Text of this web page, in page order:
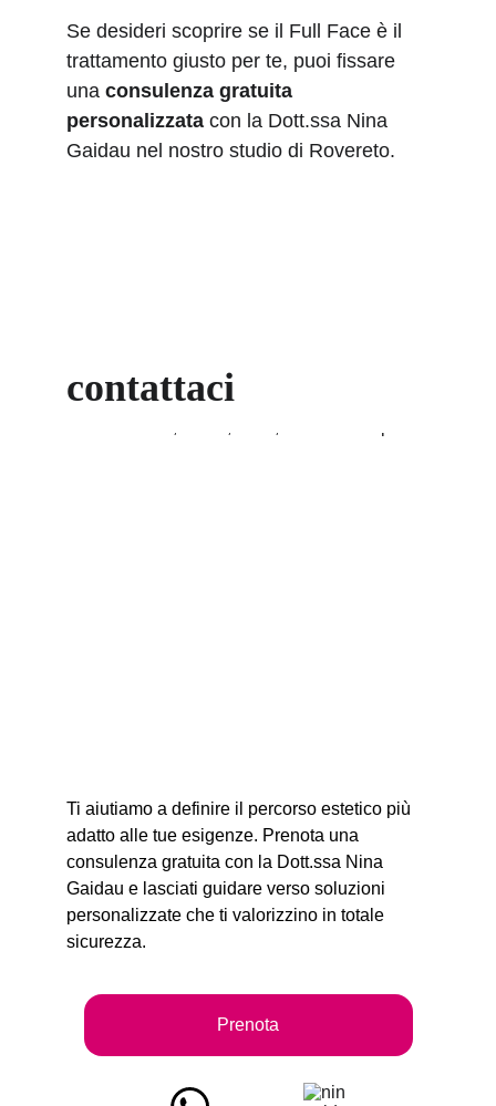
Se desideri scoprire se il Full Face è il
trattamento giusto per te, puoi fissare
una consulenza gratuita
personalizzata con la Dott.ssa Nina
Gaidau nel nostro studio di Rovereto.
contattaci
Ti aiutiamo a definire il percorso estetico più
adatto alle tue esigenze. Prenota una
consulenza gratuita con la Dott.ssa Nina
Gaidau e lasciati guidare verso soluzioni
personalizzate che ti valorizzino in totale
sicurezza.
Prenota